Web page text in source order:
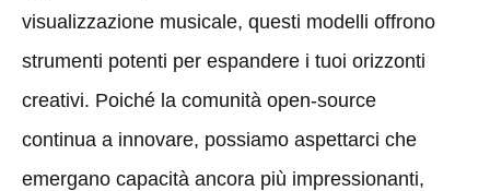
visualizzazione musicale, questi modelli offrono
strumenti potenti per espandere i tuoi orizzonti
creativi. Poiché la comunità open-source
continua a innovare, possiamo aspettarci che
emergano capacità ancora più impressionanti,